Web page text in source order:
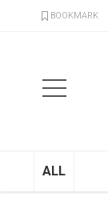
BOOKMARK
ALL